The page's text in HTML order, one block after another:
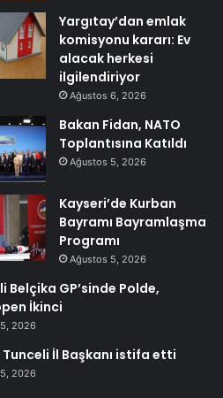
Yargıtay’dan emlak
komisyonu kararı: Ev
alacak herkesi
ilgilendiriyor
Ağustos 6, 2026
Bakan Fidan, NATO
Toplantısına Katıldı
Ağustos 5, 2026
Kayseri’de Kurban
Bayramı Bayramlaşma
Programı
Ağustos 5, 2026
Belçika GP’sinde Polde,
İkinci
2026
Tunceli İl Başkanı istifa etti
2026